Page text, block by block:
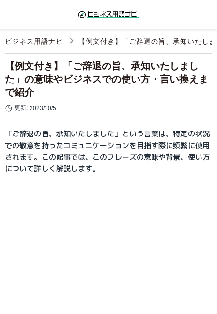
ビジネス用語ナビ 【例文付き】「ご辞退の旨、承知いたし
【例文付き】「ご辞退の旨、承知いたしまし
た」の意味やビジネスでの使い方・言い換えま
で紹介
更新: 2023/10/5
「ご辞退の旨、承知いたしました」という言葉は、特定の状況
での敬意を持ったコミュニケーションを目指す際に頻繁に使用
されます。この記事では、このフレーズの意味や背景、使い方
について詳しく解説します。